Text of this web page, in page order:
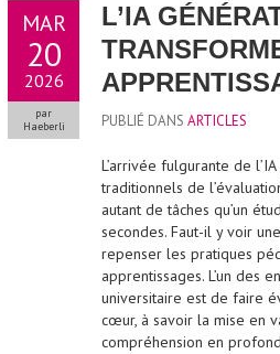
MAR
20
2026
par
Haeberli
L’IA
PUBLIÉ DANS ARTICLES
L’arrivée fulgurante de
traditionnels de
autant de tâches qu’un
secondes. Faut-il y voir
repenser les pratiques
apprentissages. L’un des
universitaire est de faire
cœur, à savoir la mise en
compréhension en